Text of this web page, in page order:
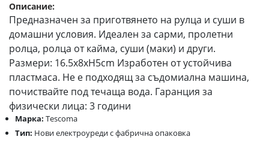
Описание:
Предназначен за приготвянето на рулца и суши в
домашни условия. Идеален за сарми, пролетни
ролца, ролца от кайма, суши (маки) и други.
Размери: 16.5x8xH5cm Изработен от устойчива
пластмаса. Не е подходящ за съдомиална машина,
почиствайте под течаща вода. Гаранция за
физически лица: 3 години
Марка: Tescoma
Тип: Нови електроуреди с фабрична опаковка